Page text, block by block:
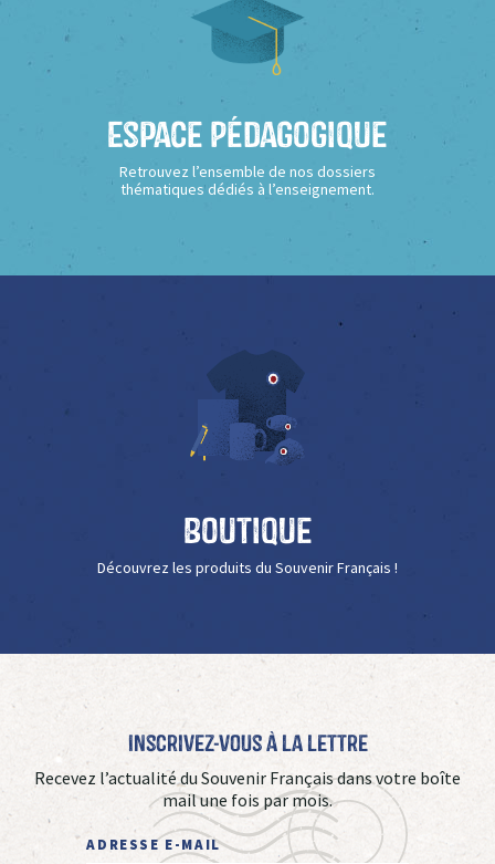
Espace Pédagogique
Retrouvez l’ensemble de nos dossiers
thématiques dédiés à l’enseignement.
Boutique
Découvrez les produits du Souvenir Français !
Inscrivez-vous à La Lettre
Recevez l’actualité du Souvenir Français dans votre boîte
mail une fois par mois.
ADRESSE E-MAIL